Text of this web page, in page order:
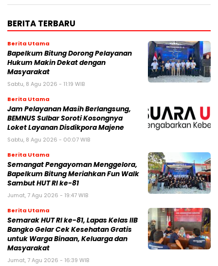
BERITA TERBARU
Berita Utama
Bapelkum Bitung Dorong Pelayanan
Hukum Makin Dekat dengan
Masyarakat
Sabtu, 8 Agu 2026 - 11:19 WIB
Berita Utama
Jam Pelayanan Masih Berlangsung,
BEMNUS Sulbar Soroti Kosongnya
Loket Layanan Disdikpora Majene
Sabtu, 8 Agu 2026 - 00:07 WIB
Berita Utama
Semangat Pengayoman Menggelora,
Bapelkum Bitung Meriahkan Fun Walk
Sambut HUT RI ke-81
Jumat, 7 Agu 2026 - 19:47 WIB
Berita Utama
Semarak HUT RI ke-81, Lapas Kelas IIB
Bangko Gelar Cek Kesehatan Gratis
untuk Warga Binaan, Keluarga dan
Masyarakat
Jumat, 7 Agu 2026 - 16:39 WIB